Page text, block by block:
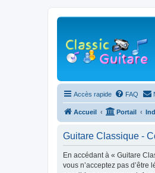
Accès rapide FAQ
Accueil Portail
Guitare Classique -
En accédant à « Guitare
vous n’acceptez pas